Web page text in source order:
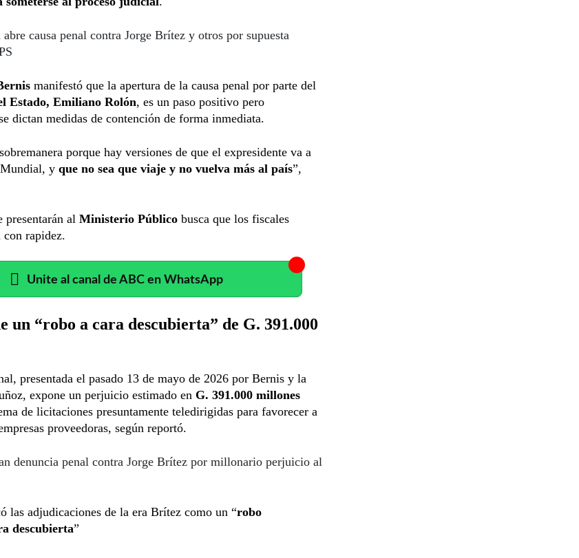
causa penal contra Jorge Brítez y otros por supuesta
manifestó que la apertura de la causa penal por parte del
Estado, Emiliano Rolón, es un paso positivo pero
dictan medidas de contención de forma inmediata.
porque hay versiones de que el expresidente va a
y que no sea que viaje y no vuelva más al país”,
al Ministerio Público busca que los fiscales
con rapidez.
Unite al canal de ABC en WhatsApp
un “robo a cara descubierta” de G. 391.000
presentada el pasado 13 de mayo de 2026 por Bernis y la
expone un perjuicio estimado en G. 391.000 millones
de licitaciones presuntamente teledirigidas para favorecer a
proveedoras, según reportó.
denuncia penal contra Jorge Brítez por millonario perjuicio al
las adjudicaciones de la era Brítez como un “robo
descubierta”